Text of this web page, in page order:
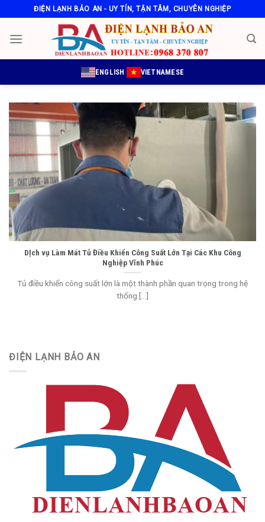
to
content
ĐIỆN LẠNH BẢO AN - UY TÍN, TẬN TÂM, CHUYÊN NGHIỆP
ENGLISH VIETNAMESE
DỊch vụ Làm Mát Tủ Điều Khiển Công Suất Lớn Tại Các Khu Công
Nghiệp Vĩnh Phúc
Tủ điều khiển công suất lớn là một thành phần quan trọng trong hệ
thống [...]
ĐIỆN LẠNH BẢO AN